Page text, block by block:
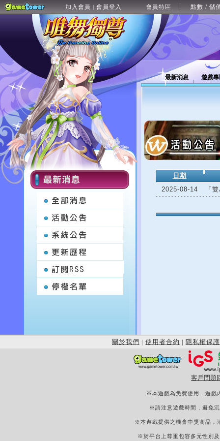
加入會員 | 會員登入 會員特區 點數 / 儲
最新消息 遊戲
日期
2025-08-14
「
關於我們 | 使用者合約 | 隱私權保護
客戶問題
※本遊戲為免費使用，遊戲
※請注意遊戲時間，避免
※本遊戲提供之機會中獎商品，
※於平台上尊重包容多元性別